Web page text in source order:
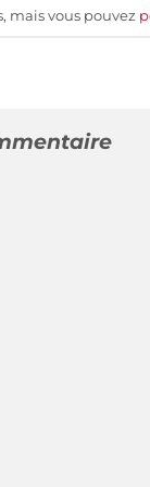
mais vous pouvez